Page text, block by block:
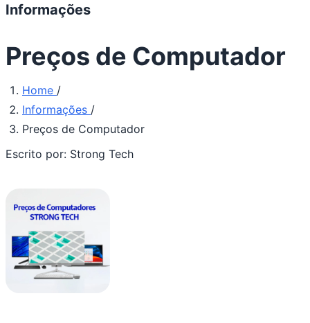
Informações
Preços de Computador
Home /
Informações /
Preços de Computador
Escrito por: Strong Tech